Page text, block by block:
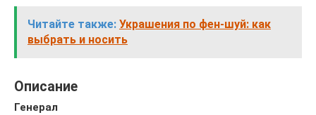
Читайте также: Украшения по фен-шуй: как
выбрать и носить
Описание
Генерал